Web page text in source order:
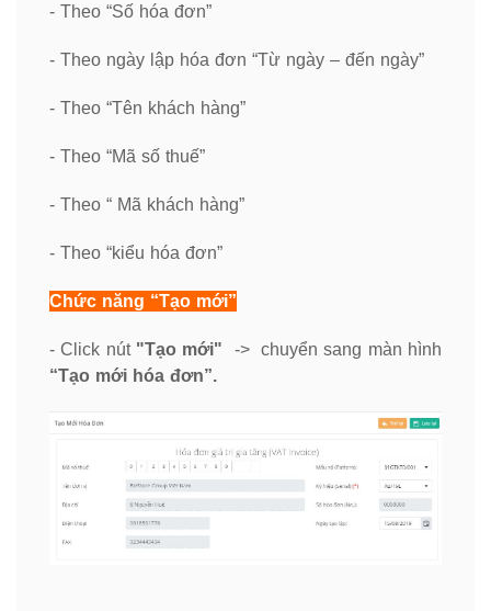
- Theo “Số hóa đơn”
- Theo ngày lập hóa đơn “Từ ngày – đến ngày”
- Theo “Tên khách hàng”
- Theo “Mã số thuế”
- Theo “ Mã khách hàng”
- Theo “kiểu hóa đơn”
Chức năng “Tạo mới”
- Click nút "Tạo mới" -> chuyển sang màn hình
“Tạo mới hóa đơn”.